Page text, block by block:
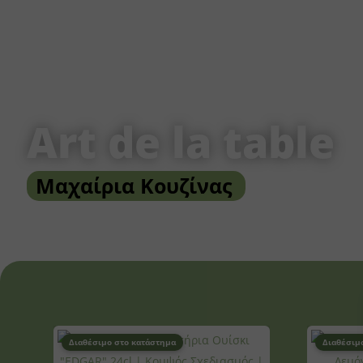
Art de la table
Μαχαίρια Κουζίνας
Διαθέσιμο στο κατάστημα